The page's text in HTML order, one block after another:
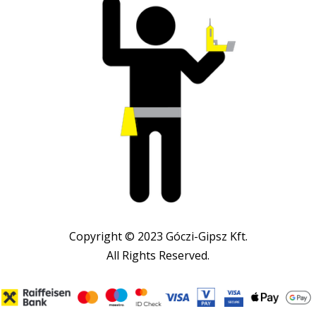
Copyright © 2023 Góczi-Gipsz Kft.
All Rights Reserved.